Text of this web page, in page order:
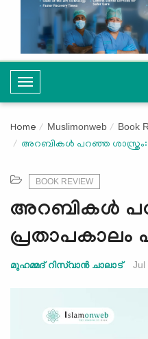
T
o
g
l
a
v
g
a
Home Muslimonweb Book
അറബികൾ പറഞ്ഞ ശാസ്ത്രം:
BOOK REVIEW
അറബികൾ
പ്രതാപകാലം
മുഹമ്മദ് റിസ്‍വാന്‍ ചാലാട് Jul